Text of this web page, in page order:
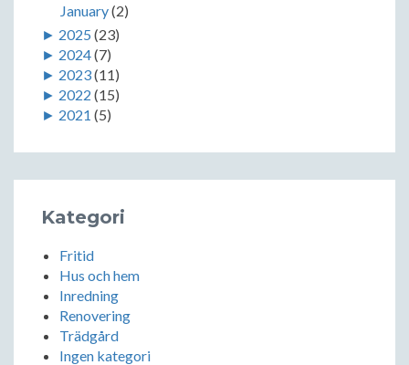
January(2)
► 2025 (23)
► 2024(7)
► 2023(11)
► 2022 (15)
► 2021 (5)
Kategori
Fritid
Hus och hem
Inredning
Renovering
Trädgård
Ingen kategori